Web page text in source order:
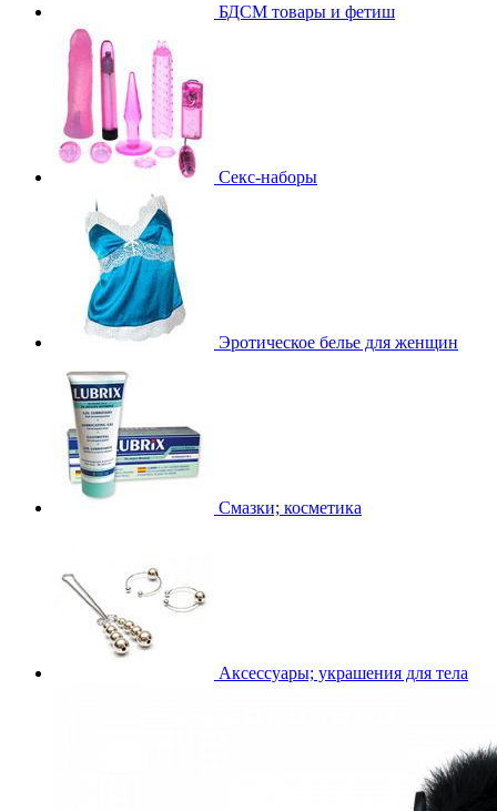
БДСМ товары и фетиш
Секс-наборы
Эротическое белье для женщин
Смазки; косметика
Аксессуары; украшения для тела